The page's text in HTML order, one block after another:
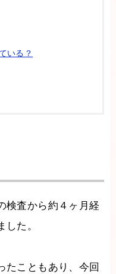
いる？
検査から約４ヶ月経
た。
たこともあり、今回